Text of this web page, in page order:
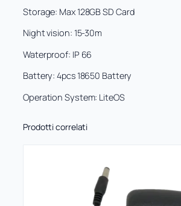
e
l
o
o
a
e
Storage: Max 128GB SD Card
Night vision: 15-30m
Waterproof: IP 66
Battery:4pcs 18650 Battery
Operation System: LiteOS
Prodotti correlati